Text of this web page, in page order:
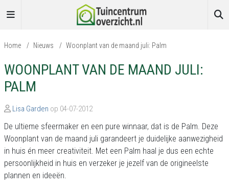
Home / Nieuws / Woonplant van de maand juli: Palm
WOONPLANT VAN DE MAAND JULI:
PALM
Lisa Garden op 04-07-2012
De ultieme sfeermaker en een pure winnaar, dat is de Palm. Deze
Woonplant van de maand juli garandeert je duidelijke aanwezigheid
in huis én meer creativiteit. Met een Palm haal je dus een echte
persoonlijkheid in huis en verzeker je jezelf van de origineelste
plannen en ideeën.